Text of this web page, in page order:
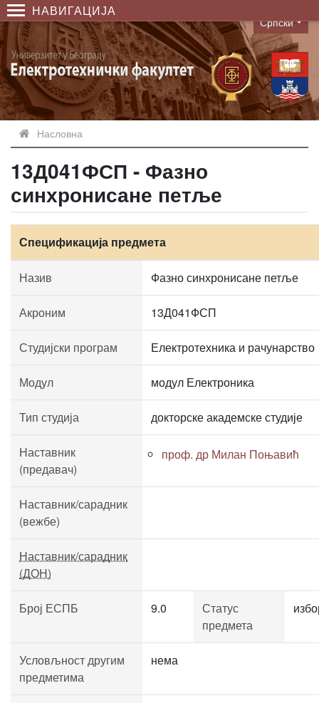
НАВИГАЦИЈА
Language
Српски
Насловна
13Д041ФСП - Фазно
синхронисане петље
Спецификација предмета
Назив Фазно синхронисане петље
Акроним 13Д041ФСП
Студијски програм Електротехника и рачунарство
Модул модул Електроника
Тип студија докторске академске студије
Наставник
(предавач)
проф. др Милан Поњавић
Наставник/сарадник
(вежбе)
Наставник/сарадник
(ДОН)
Број ЕСПБ 9.0
Статус
предмета
Условљност другим
предметима
нема